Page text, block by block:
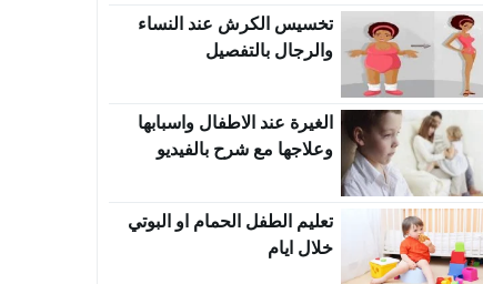
تخسيس الكرش عند النساء
والرجال بالتفصيل
الغيرة عند الاطفال واسبابها
وعلاجها مع شرح بالفيديو
تعليم الطفل الحمام او البوتي
خلال ايام